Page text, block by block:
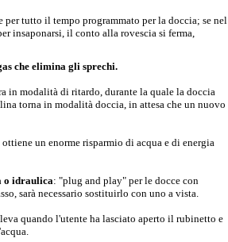
tutto il tempo programmato per la doccia; se nel
insaponarsi, il conto alla rovescia si ferma,
che elimina gli sprechi.
in modalità di ritardo, durante la quale la doccia
torna in modalità doccia, in attesa che un nuovo
un enorme risparmio di acqua e di energia
o idraulica: "plug and play" per le docce con
sarà necessario sostituirlo con uno a vista.
quando l'utente ha lasciato aperto il rubinetto e